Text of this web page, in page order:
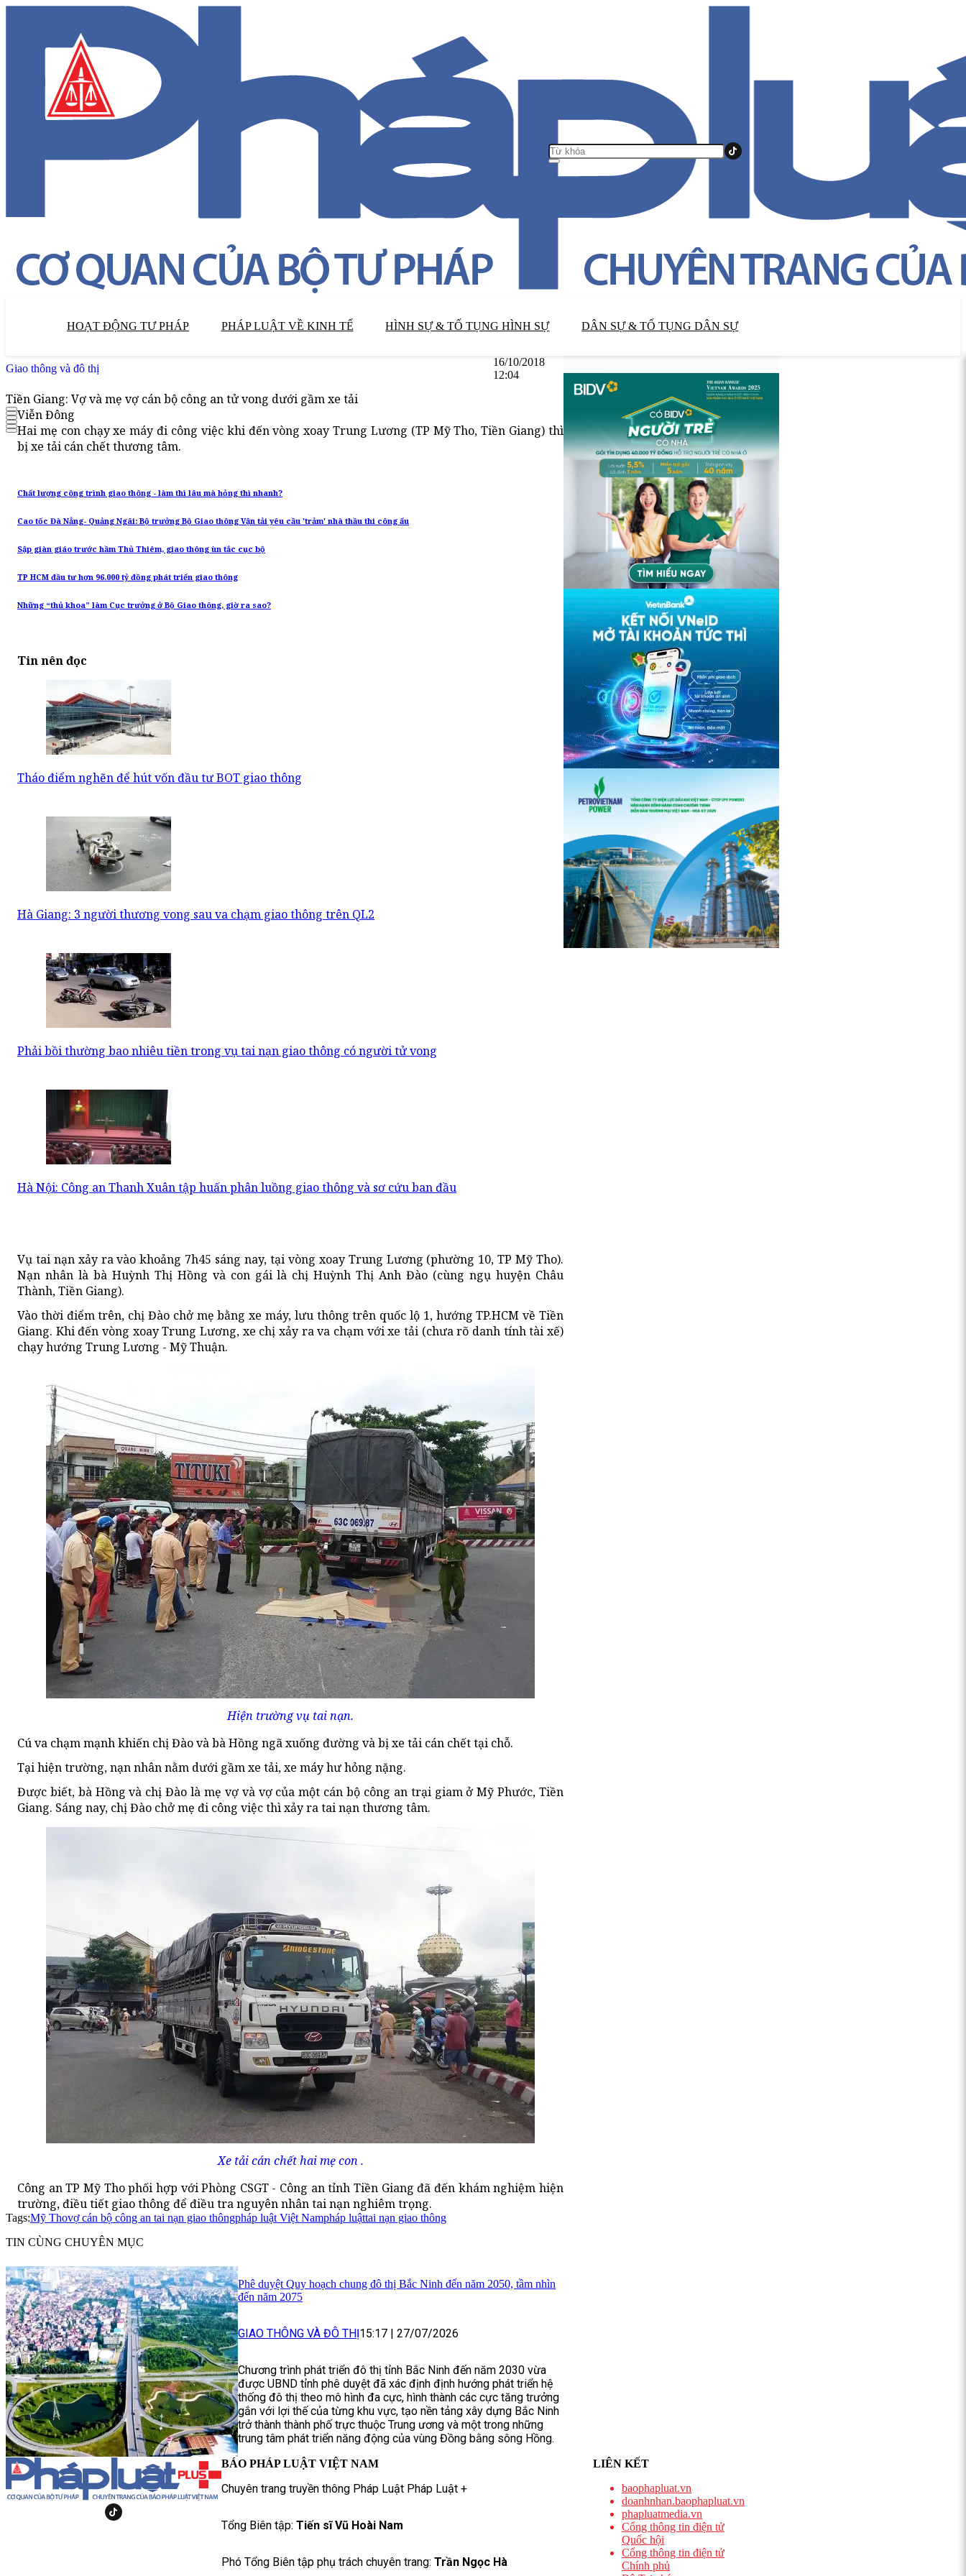
HOẠT ĐỘNG TƯ PHÁP PHÁP LUẬT VỀ KINH TẾ HÌNH SỰ & TỐ TỤNG HÌNH SỰ DÂN SỰ & TỐ TỤNG DÂN SỰ
Giao thông và đô thị
16/10/2018
12:04
Tiền Giang: Vợ và mẹ vợ cán bộ công an tử vong dưới gầm xe tải
Viễn Đông
Hai mẹ con chạy xe máy đi công việc khi đến vòng xoay Trung Lương (TP Mỹ Tho, Tiền Giang) thì
bị xe tải cán chết thương tâm.
Chất lượng công trình giao thông - làm thì lâu mà hỏng thì nhanh?
Cao tốc Đà Nẵng- Quảng Ngãi: Bộ trưởng Bộ Giao thông Vận tải yêu cầu 'trảm' nhà thầu thi công ẩu
Sập giàn giáo trước hầm Thủ Thiêm, giao thông ùn tắc cục bộ
TP HCM đầu tư hơn 96.000 tỷ đồng phát triển giao thông
Những “thủ khoa” làm Cục trưởng ở Bộ Giao thông, giờ ra sao?
Tin nên đọc
Tháo điểm nghẽn để hút vốn đầu tư BOT giao thông
Hà Giang: 3 người thương vong sau va chạm giao thông trên QL2
Phải bồi thường bao nhiêu tiền trong vụ tai nạn giao thông có người tử vong
Hà Nội: Công an Thanh Xuân tập huấn phân luồng giao thông và sơ cứu ban đầu
Vụ tai nạn xảy ra vào khoảng 7h45 sáng nay, tại vòng xoay Trung Lương (phường 10, TP Mỹ Tho).
Nạn nhân là bà Huỳnh Thị Hồng và con gái là chị Huỳnh Thị Anh Đào (cùng ngụ huyện Châu
Thành, Tiền Giang).
Vào thời điểm trên, chị Đào chở mẹ bằng xe máy, lưu thông trên quốc lộ 1, hướng TP.HCM về Tiền
Giang. Khi đến vòng xoay Trung Lương, xe chị xảy ra va chạm với xe tải (chưa rõ danh tính tài xế)
chạy hướng Trung Lương - Mỹ Thuận.
Hiện trường vụ tai nạn.
Cú va chạm mạnh khiến chị Đào và bà Hồng ngã xuống đường và bị xe tải cán chết tại chỗ.
Tại hiện trường, nạn nhân nằm dưới gầm xe tải, xe máy hư hỏng nặng.
Được biết, bà Hồng và chị Đào là mẹ vợ và vợ của một cán bộ công an trại giam ở Mỹ Phước, Tiền
Giang. Sáng nay, chị Đào chở mẹ đi công việc thì xảy ra tai nạn thương tâm.
Xe tải cán chết hai mẹ con .
Công an TP Mỹ Tho phối hợp với Phòng CSGT - Công an tỉnh Tiền Giang đã đến khám nghiệm hiện
trường, điều tiết giao thông để điều tra nguyên nhân tai nạn nghiêm trọng.
Tags:Mỹ Thovợ cán bộ công an tai nạn giao thôngpháp luật Việt Nampháp luậttai nạn giao thông
TIN CÙNG CHUYÊN MỤC
Phê duyệt Quy hoạch chung đô thị Bắc Ninh đến năm 2050, tầm nhìn
đến năm 2075
GIAO THÔNG VÀ ĐÔ THỊ15:17 | 27/07/2026
Chương trình phát triển đô thị tỉnh Bắc Ninh đến năm 2030 vừa
được UBND tỉnh phê duyệt đã xác định định hướng phát triển hệ
thống đô thị theo mô hình đa cực, hình thành các cực tăng trưởng
gắn với lợi thế của từng khu vực, tạo nền tảng xây dựng Bắc Ninh
trở thành thành phố trực thuộc Trung ương và một trong những
trung tâm phát triển năng động của vùng Đồng bằng sông Hồng.
BÁO PHÁP LUẬT VIỆT NAM
Chuyên trang truyền thông Pháp Luật Pháp Luật +
Tổng Biên tập: Tiến sĩ Vũ Hoài Nam
Phó Tổng Biên tập phụ trách chuyên trang: Trần Ngọc Hà
LIÊN KẾT
baophapluat.vn
doanhnhan.baophapluat.vn
phapluatmedia.vn
Cổng thông tin điện tử
Quốc hội
Cổng thông tin điện tử
Chính phủ